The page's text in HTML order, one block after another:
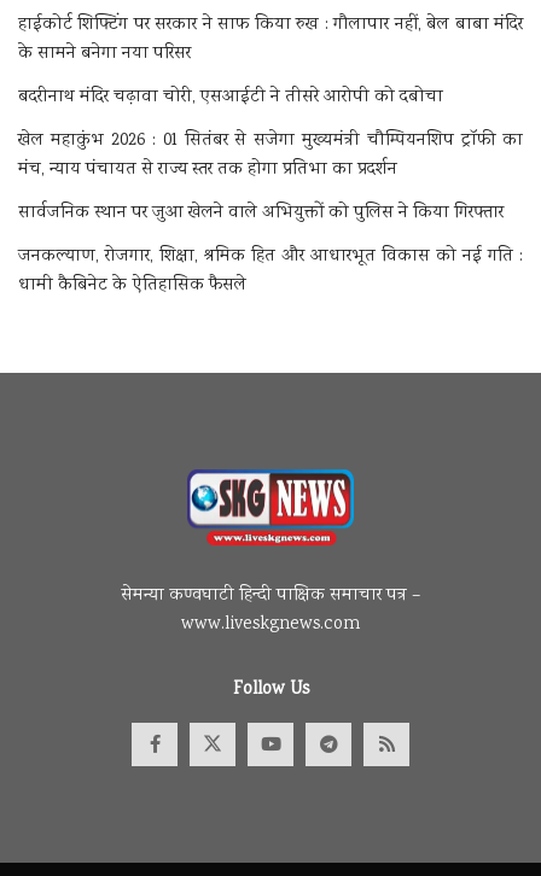
हाईकोर्ट शिफ्टिंग पर सरकार ने साफ किया रुख : गौलापार नहीं, बेल बाबा मंदिर
के सामने बनेगा नया परिसर
बदरीनाथ मंदिर चढ़ावा चोरी, एसआईटी ने तीसरे आरोपी को दबोचा
खेल महाकुंभ 2026 : 01 सितंबर से सजेगा मुख्यमंत्री चौम्पियनशिप ट्रॉफी का
मंच, न्याय पंचायत से राज्य स्तर तक होगा प्रतिभा का प्रदर्शन
सार्वजनिक स्थान पर जुआ खेलने वाले अभियुक्तों को पुलिस ने किया गिरफ्तार
जनकल्याण, रोजगार, शिक्षा, श्रमिक हित और आधारभूत विकास को नई गति :
धामी कैबिनेट के ऐतिहासिक फैसले
सेमन्या कण्वघाटी हिन्दी पाक्षिक समाचार पत्र –
www.liveskgnews.com
Follow Us